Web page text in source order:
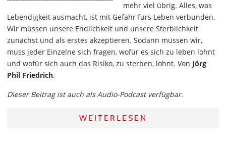
mehr viel übrig. Alles, was
Lebendigkeit ausmacht, ist mit Gefahr fürs Leben verbunden.
Wir müssen unsere Endlichkeit und unsere Sterblichkeit
zunächst und als erstes akzeptieren. Sodann müssen wir,
muss jeder Einzelne sich fragen, wofür es sich zu leben lohnt
und wofür sich auch das Risiko, zu sterben, lohnt. Von Jörg
Phil Friedrich.
Dieser Beitrag ist auch als Audio-Podcast verfügbar.
WEITERLESEN